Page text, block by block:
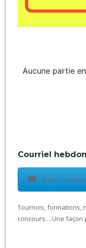
Aucune partie
Courriel
Inscrivez-
Tournois, formations,
concours… Une façon